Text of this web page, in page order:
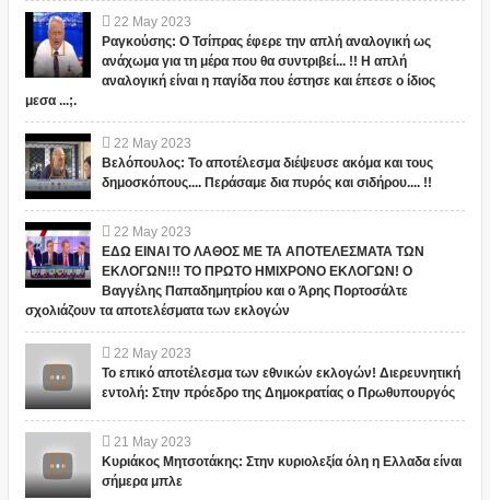
22 May 2023
Ραγκούσης: Ο Τσίπρας έφερε την απλή αναλογική ως
ανάχωμα για τη μέρα που θα συντριβεί... !! Η απλή
αναλογική είναι η παγίδα που έστησε και έπεσε ο ίδιος
μεσα ...;.
22 May 2023
Βελόπουλος: Το αποτέλεσμα διέψευσε ακόμα και τους
δημοσκόπους.... Περάσαμε δια πυρός και σιδήρου.... !!
22 May 2023
ΕΔΩ ΕΙΝΑΙ ΤΟ ΛΑΘΟΣ ΜΕ ΤΑ ΑΠΟΤΕΛΕΣΜΑΤΑ ΤΩΝ
ΕΚΛΟΓΩΝ!!! ΤΟ ΠΡΩΤΟ ΗΜΙΧΡΟΝΟ ΕΚΛΟΓΩΝ! Ο
Βαγγέλης Παπαδημητρίου και ο Άρης Πορτοσάλτε
σχολιάζουν τα αποτελέσματα των εκλογών
22 May 2023
Το επικό αποτέλεσμα των εθνικών εκλογών! Διερευνητική
εντολή: Στην πρόεδρο της Δημοκρατίας ο Πρωθυπουργός
21 May 2023
Κυριάκος Μητσοτάκης: Στην κυριολεξία όλη η Ελλαδα είναι
σήμερα μπλε